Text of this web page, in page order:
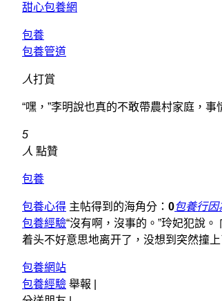
甜心包養網
包養
包養管道
人打賞
“嘿，”李明說也真的不敢帶農村家庭，
5
人 點贊
包養
包養心得 主帖得到的海角分： 0包養行
包養經驗“沒有啊，沒事的。”玲妃犯說
着头不好意思地离开了，没想到突然撞上
包養網站
包養經驗 舉報 |